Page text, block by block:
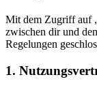
Mit dem Zugriff auf
zwischen dir und
Regelungen
1.